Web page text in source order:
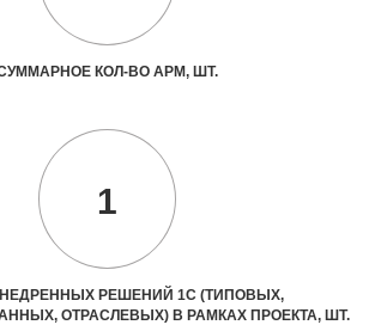
КОЛ-ВО АРМ, ШТ.
1
РЕШЕНИЙ 1С (ТИПОВЫХ,
ОТРАСЛЕВЫХ) В РАМКАХ ПРОЕКТА, ШТ.